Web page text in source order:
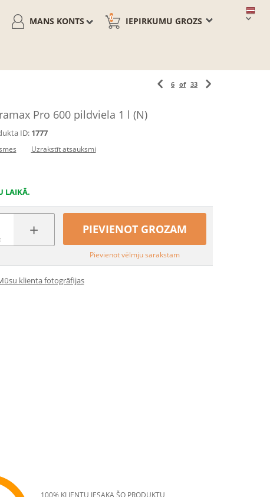
IEPIRKUMU GROZS
0
MANS KONTS
6 of 33
Pro 600 pildviela 1 l (N)
ID: 1777
Uzrakstīt atsauksmi
LAIKĀ.
+ PIEVIENOT GROZAM
Pievienot vēlmju sarakstam
klienta fotogrāfijas
100% KLIENTU IESAKA ŠO PRODUKTU